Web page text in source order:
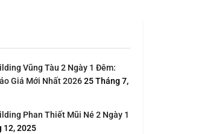
Vũng Tàu 2 Ngày 1 Đêm:
Giá Mới Nhất 202625 Tháng 7,
Phan Thiết Mũi Né 2 Ngày 1
12, 2025